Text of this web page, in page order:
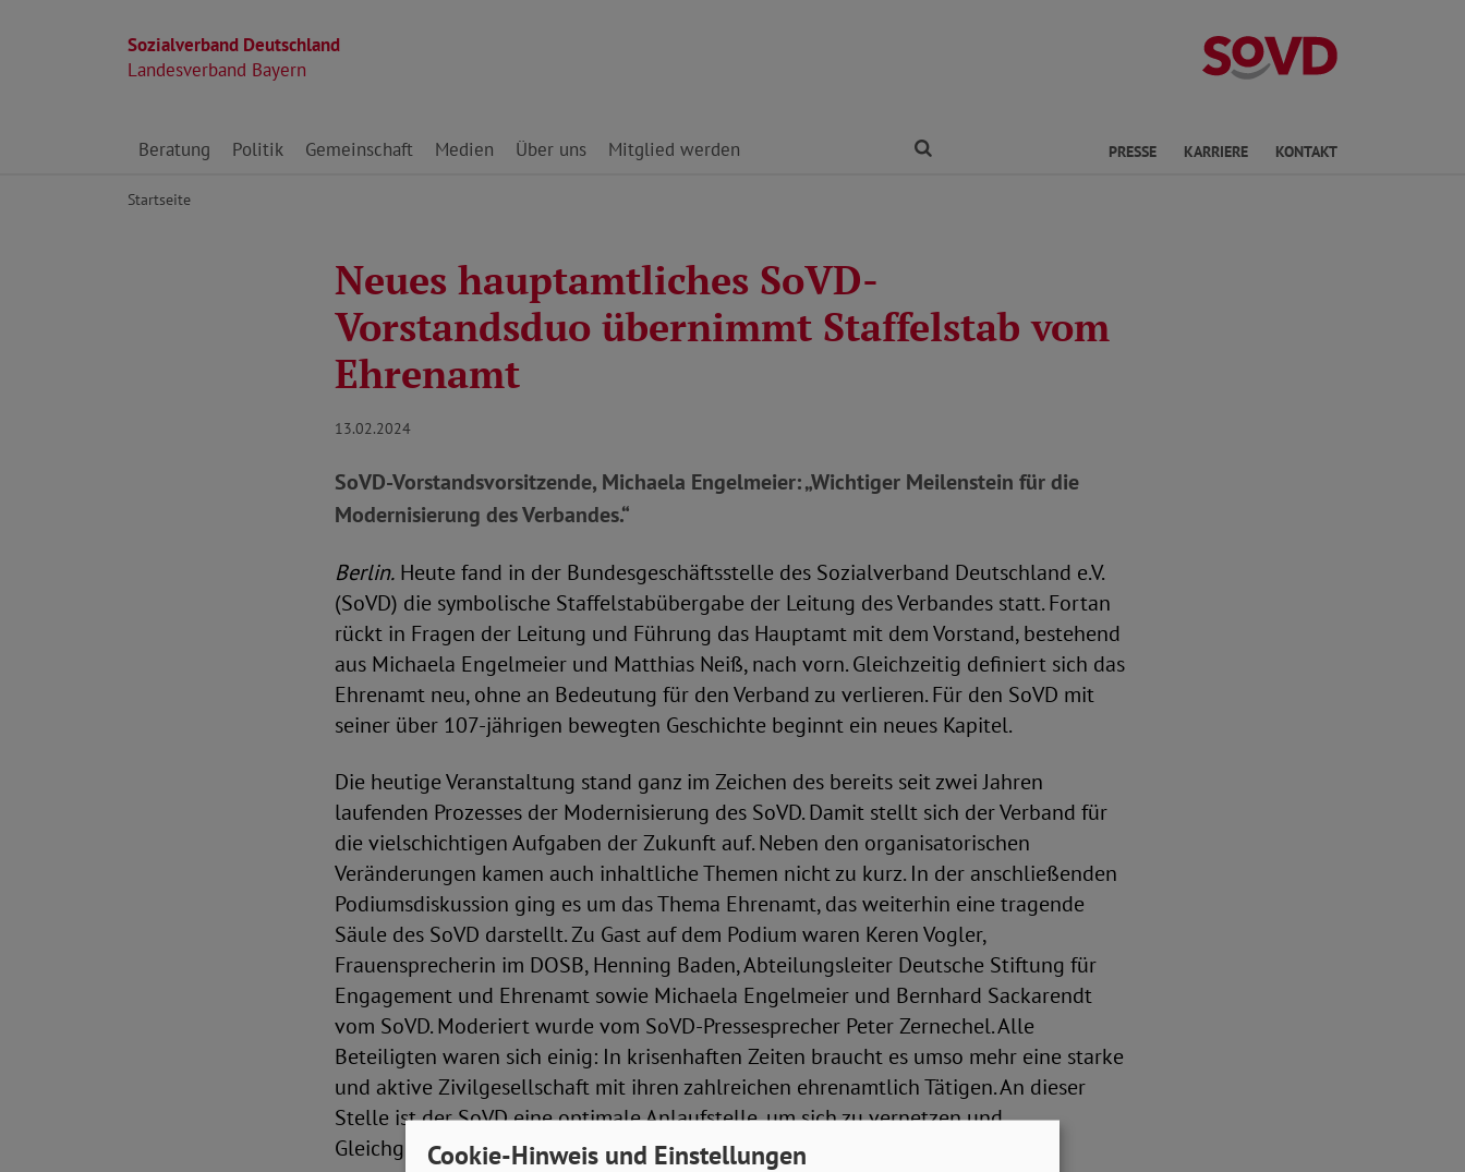
Sozialverband Deutschland
Landesverband Bayern
Landesverband
Direkt zu den Inhalten springen
Beratung Politik Gemeinschaft Medien Über uns Mitglied werden PRESSE KARRIERE KONTAKT
Startseite
Neues hauptamtliches SoVD-
Vorstandsduo übernimmt Staffelstab vom
Ehrenamt
13.02.2024
SoVD-Vorstandsvorsitzende, Michaela Engelmeier: „Wichtiger Meilenstein für die
Modernisierung des Verbandes.“
Berlin. Heute fand in der Bundesgeschäftsstelle des Sozialverband Deutschland e.V.
(SoVD) die symbolische Staffelstabübergabe der Leitung des Verbandes statt. Fortan
rückt in Fragen der Leitung und Führung das Hauptamt mit dem Vorstand, bestehend
aus Michaela Engelmeier und Matthias Neiß, nach vorn. Gleichzeitig definiert sich das
Ehrenamt neu, ohne an Bedeutung für den Verband zu verlieren. Für den SoVD mit
seiner über 107-jährigen bewegten Geschichte beginnt ein neues Kapitel.
Die heutige Veranstaltung stand ganz im Zeichen des bereits seit zwei Jahren
laufenden Prozesses der Modernisierung des SoVD. Damit stellt sich der Verband für
die vielschichtigen Aufgaben der Zukunft auf. Neben den organisatorischen
Veränderungen kamen auch inhaltliche Themen nicht zu kurz. In der anschließenden
Podiumsdiskussion ging es um das Thema Ehrenamt, das weiterhin eine tragende
Säule des SoVD darstellt. Zu Gast auf dem Podium waren Keren Vogler,
Frauensprecherin im DOSB, Henning Baden, Abteilungsleiter Deutsche Stiftung für
Engagement und Ehrenamt sowie Michaela Engelmeier und Bernhard Sackarendt
vom SoVD. Moderiert wurde vom SoVD-Pressesprecher Peter Zernechel. Alle
Beteiligten waren sich einig: In krisenhaften Zeiten braucht es umso mehr eine starke
und aktive Zivilgesellschaft mit ihren zahlreichen ehrenamtlich Tätigen. An dieser
Stelle ist der SoVD eine optimale Anlaufstelle, um sich zu vernetzen und
Gleichgesinnte für gemeinsames Engagement zu finden.
Cookie-Hinweis und Einstellungen